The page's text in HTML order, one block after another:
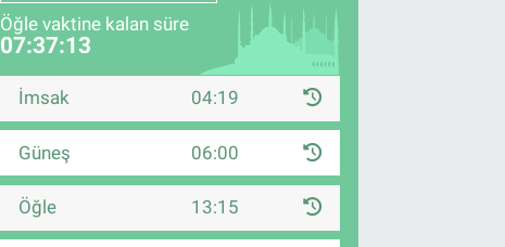
Öğle vaktine kalan süre
07:37:12
İmsak 04:19
Güneş 06:00
Öğle 13:15